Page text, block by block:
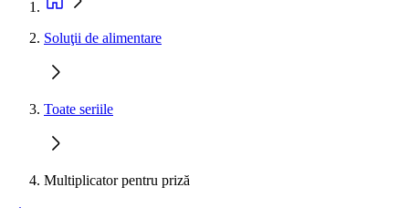
Soluţii de alimentare
Toate seriile
Multiplicator pentru priză